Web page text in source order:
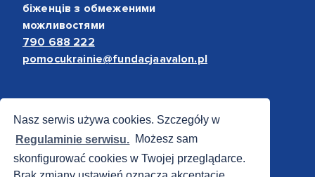
Nasz serwis używa cookies. Szczegóły w
Regulaminie serwisu. Możesz sam
skonfigurować cookies w Twojej przeglądarce.
біженців з обмеженими
можливостями
790 688 222
pomocukrainie@fundacjaavalon.pl
Bezpieczne płatności